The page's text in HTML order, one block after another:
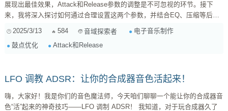
展现出最佳效果，Attack和Release参数的调整是不可忽视的环节。接下
来，我将深入探讨如何通过合理设置这两个参数，并结合EQ、压缩等后期
间）决定了声音从开始到达到最大振幅的时间，而Release（释放时间）则
控制了声音在停止后减小到零的时间。简单来说，Attack决定了声音的“冲
2025/3/13 584 音域探索者
电子音乐制作
鼓点优化
Attack和Release
LFO 调教 ADSR：让你的合成器音色活起来！
嗨，大家好！我是你们的音色魔法师，今天咱们聊聊一个能让你的合成器音
色“活”起来的神奇技巧——LFO 调制 ADSR！ 我知道，对于玩合成器久了